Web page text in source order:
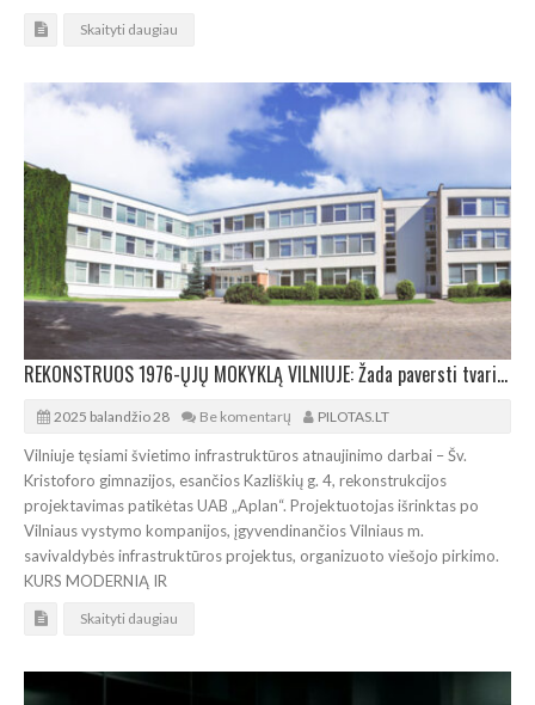
Skaityti daugiau
REKONSTRUOS 1976-ŲJŲ MOKYKLĄ VILNIUJE: Žada paversti tvaria ir erdvia
2025 balandžio 28 Be komentarų PILOTAS.LT
Vilniuje tęsiami švietimo infrastruktūros atnaujinimo darbai – Šv.
Kristoforo gimnazijos, esančios Kazliškių g. 4, rekonstrukcijos
projektavimas patikėtas UAB „Aplan“. Projektuotojas išrinktas po
Vilniaus vystymo kompanijos, įgyvendinančios Vilniaus m.
savivaldybės infrastruktūros projektus, organizuoto viešojo pirkimo.
KURS MODERNIĄ IR
Skaityti daugiau